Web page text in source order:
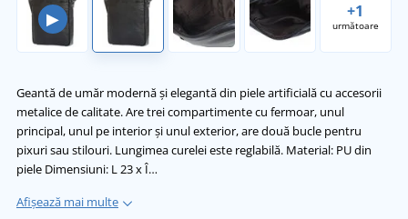
▶ +1
următoare
Geantă de umăr modernă și elegantă din piele artificială cu accesorii
metalice de calitate. Are trei compartimente cu fermoar, unul
principal, unul pe interior și unul exterior, are două bucle pentru
pixuri sau stilouri. Lungimea curelei este reglabilă. Material: PU din
piele Dimensiuni: L 23 x Î…
Afișează mai multe